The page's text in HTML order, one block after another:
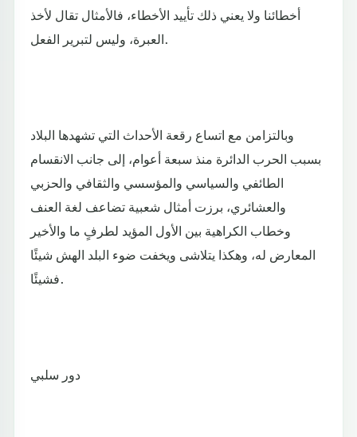
أخطائنا ولا يعني ذلك تأييد الأخطاء، فالأمثال تقال لأخذ
العبرة، وليس لتبرير الفعل.
وبالتزامن مع اتساع رقعة الأحداث التي تشهدها البلاد
بسبب الحرب الدائرة منذ سبعة أعوام، إلى جانب الانقسام
الطائفي والسياسي والمؤسسي والثقافي والحزبي
والعشائري، برزت أمثال شعبية تضاعف لغة العنف
وخطاب الكراهية بين الأول المؤيد لطرفٍ ما والأخير
المعارض له، وهكذا يتلاشى ويخفت ضوء البلد الهش شيئًا
فشيئًا.
دور سلبي